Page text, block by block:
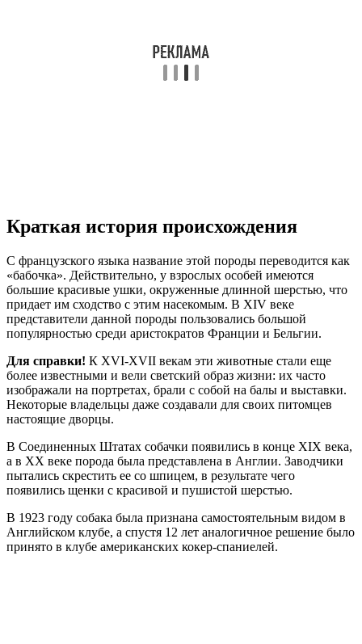
Краткая история происхождения
С французского языка название этой породы переводится как
«бабочка». Действительно, у взрослых особей имеются
большие красивые ушки, окруженные длинной шерстью, что
придает им сходство с этим насекомым. В XIV веке
представители данной породы пользовались большой
популярностью среди аристократов Франции и Бельгии.
Для справки! К XVI-XVII векам эти животные стали еще
более известными и вели светский образ жизни: их часто
изображали на портретах, брали с собой на балы и выставки.
Некоторые владельцы даже создавали для своих питомцев
настоящие дворцы.
В Соединенных Штатах собачки появились в конце XIX века,
а в XX веке порода была представлена в Англии. Заводчики
пытались скрестить ее со шпицем, в результате чего
появились щенки с красивой и пушистой шерстью.
В 1923 году собака была признана самостоятельным видом в
Английском клубе, а спустя 12 лет аналогичное решение было
принято в клубе американских кокер-спаниелей.